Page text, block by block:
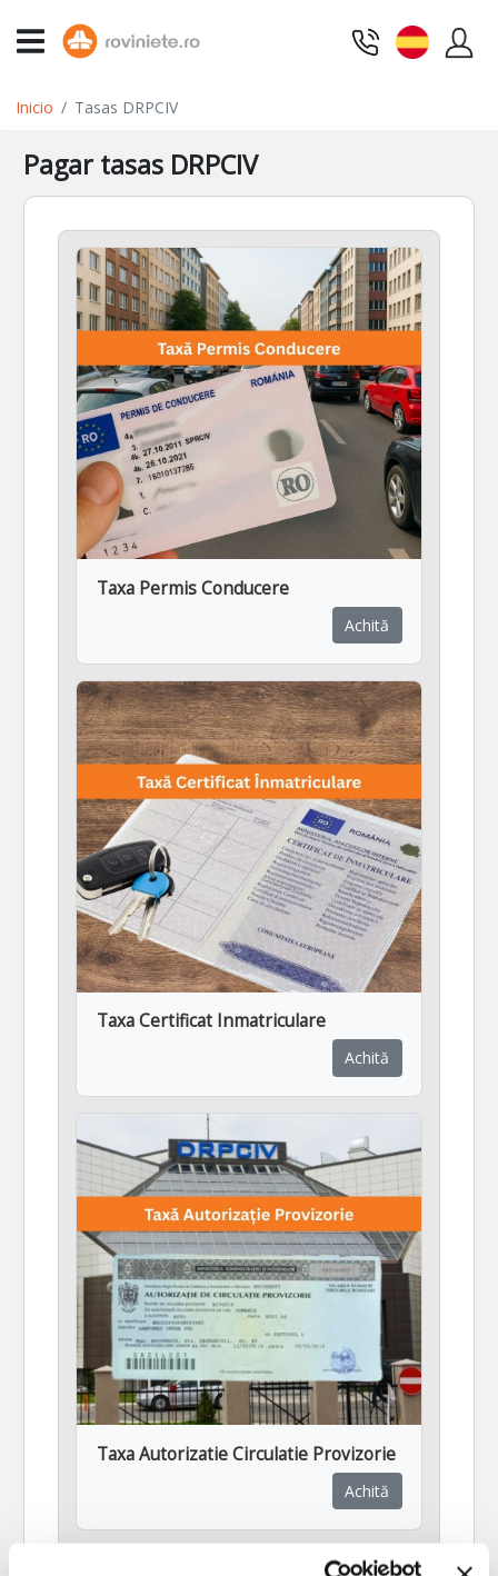
Inicio Tasas DRPCIV
Pagar tasas DRPCIV
Taxa Permis Conducere
Achită
Taxa Certificat Inmatriculare
Achită
Taxa Autorizatie Circulatie Provizorie
Achită